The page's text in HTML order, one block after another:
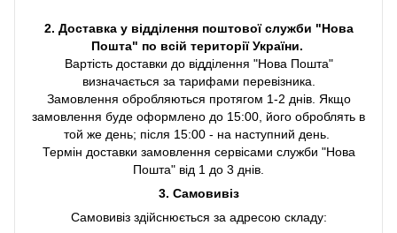
2. Доставка у відділення поштової служби "Нова
Пошта" по всій території України.
Вартість доставки до відділення "Нова Пошта"
визначається за тарифами перевізника.
Замовлення обробляються протягом 1-2 днів. Якщо
замовлення буде оформлено до 15:00, його оброблять в
той же день; після 15:00 - на наступний день.
Термін доставки замовлення сервісами служби "Нова
Пошта" від 1 до 3 днів.
3. Самовивіз
Самовивіз здійснюється за адресою складу: